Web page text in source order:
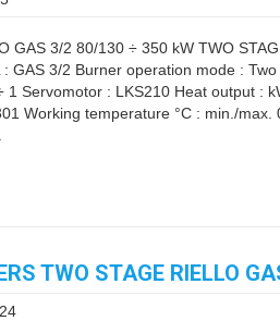
GAS 3/2 80/130 ÷ 350 kW TWO
: GAS 3/2 Burner operation mode :
1 Servomotor : LKS210 Heat output :
Working temperature °C : min./max.
TWO STAGE RIELLO